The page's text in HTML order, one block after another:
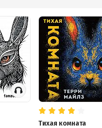
Тихая комната